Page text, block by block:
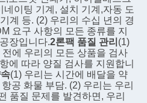
이팅 기계, 설치 기계,자동 도
계 등. (2) 우리의 수십 년의 경
요구 사항의 모든 종류를 지
장입니다.2론팩 품질 관리 (1)
에 우리의 모든 상품을 검사
에 따라 양질 검사를 지원합니
(1) 우리는 시간에 배달을 약
공 화물 부담. (2) 우리는 우리
품질 문제를 발견하면, 우리